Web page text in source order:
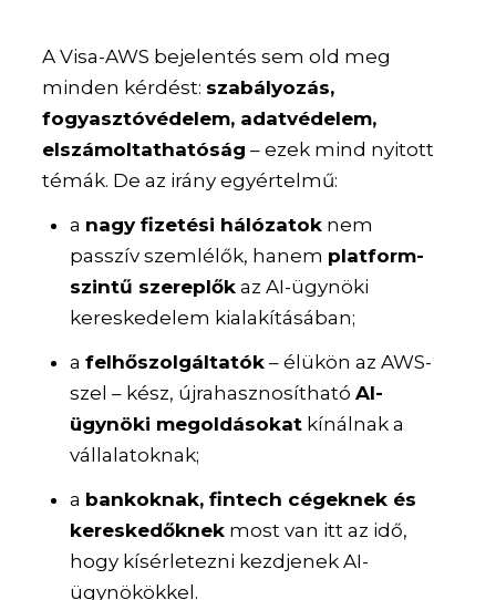
A Visa-AWS bejelentés sem old meg
minden kérdést: szabályozás,
fogyasztóvédelem, adatvédelem,
elszámoltathatóság – ezek mind nyitott
témák. De az irány egyértelmű:
a nagy fizetési hálózatok nem
passzív szemlélők, hanem platform-
szintű szereplők az AI-ügynöki
kereskedelem kialakításában;
afelhőszolgáltatók – élükön az AWS-
szel – kész, újrahasznosíthatóAI-
ügynöki megoldásokat kínálnak a
vállalatoknak;
a bankoknak, fintech cégeknek és
kereskedőknek most van itt az idő,
hogy kísérletezni kezdjenek AI-
ügynökökkel.